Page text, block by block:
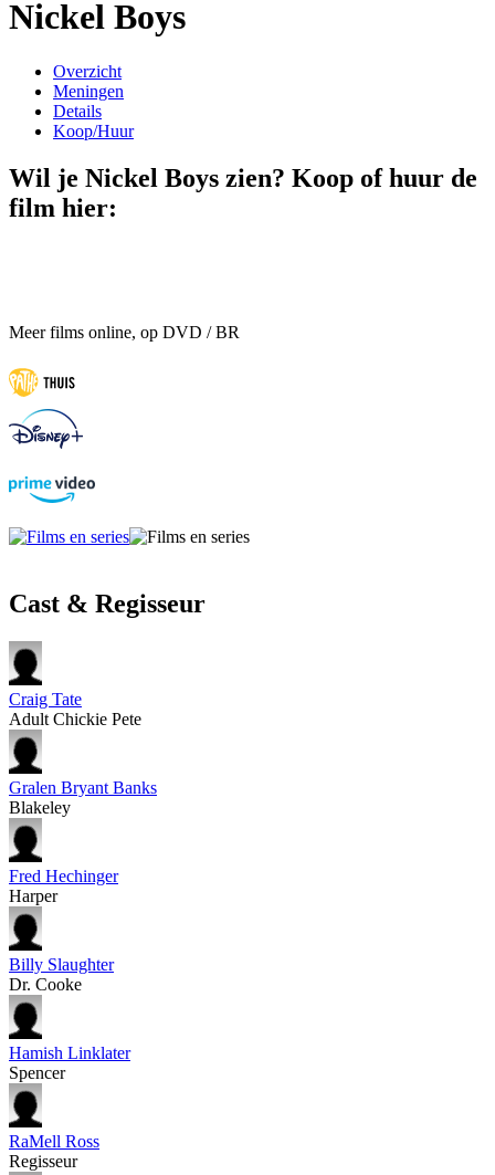
Nickel Boys
Overzicht
Meningen
Details
Koop/Huur
Wil je Nickel Boys zien? Koop of huur de
film hier:
Meer films online, op DVD / BR
Cast & Regisseur
Craig Tate
Adult Chickie Pete
Gralen Bryant Banks
Blakeley
Fred Hechinger
Harper
Billy Slaughter
Dr. Cooke
Hamish Linklater
Spencer
RaMell Ross
Regisseur